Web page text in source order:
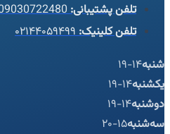
تلفن پشتیبانی:09030722480
تلفن کلینیک:۰۲۱۴۴۰۵۹۴۹۹
شنبه14-19
یکشنبه14-19
دوشنبه14-19
سه‌شنبه15-20